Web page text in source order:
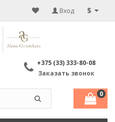
$
Вход
+375 (33) 333-80-08
Заказать звонок
0